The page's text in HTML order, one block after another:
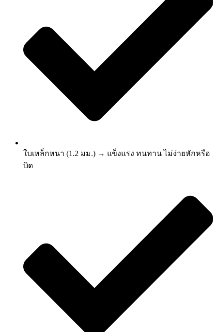
ใบเหล็กหนา (1.2 มม.) → แข็งแรง ทนทาน ไม่ง่ายหักหรือ
บิด